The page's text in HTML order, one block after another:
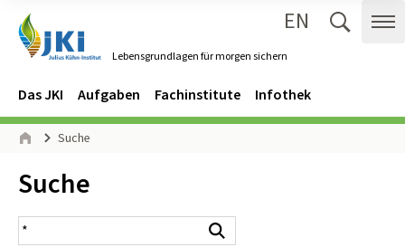
Lebensgrundlagen für morgen sichern
EN
Navigation
Hauptmenü
Das JKI Aufgaben Fachinstitute Infothek
Seitenpfad
Suche
Inhalt:
Suche
Suchergebnis